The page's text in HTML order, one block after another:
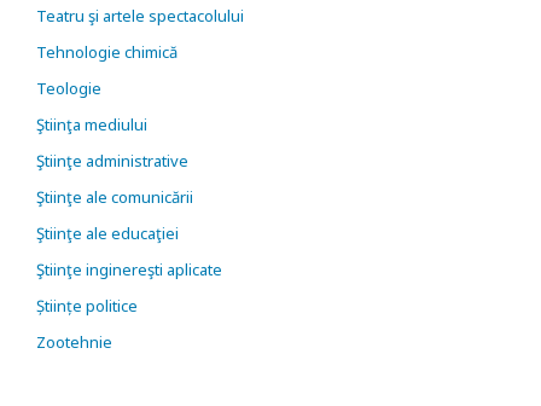
Teatru şi artele spectacolului
Tehnologie chimică
Teologie
Ştiinţa mediului
Ştiinţe administrative
Ştiinţe ale comunicării
Ştiinţe ale educaţiei
Ştiinţe inginereşti aplicate
Științe politice
Zootehnie